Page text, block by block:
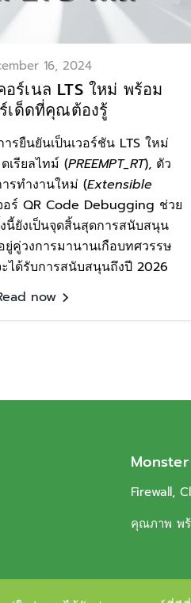
16, 2024
อร์เนล LTS ใหม่ พร้อม
เด็ดที่คุณต้องรู้
รยืนยันเป็นเวอร์ชัน LTS ใหม่
เรียลไทม์ (PREEMPT_RT), ตัว
รทำงานใหม่ (Extensible
อร์ QR Code Debugging ช่วย
นี้ยังเป็นจุดสิ้นสุดการสนับสนุน
ยู่คู่วงการมานานเกือบทศวรรษ
ได้รับการสนับสนุนถึงปี 2026
now
Firewall,
คุณภาพ พร้